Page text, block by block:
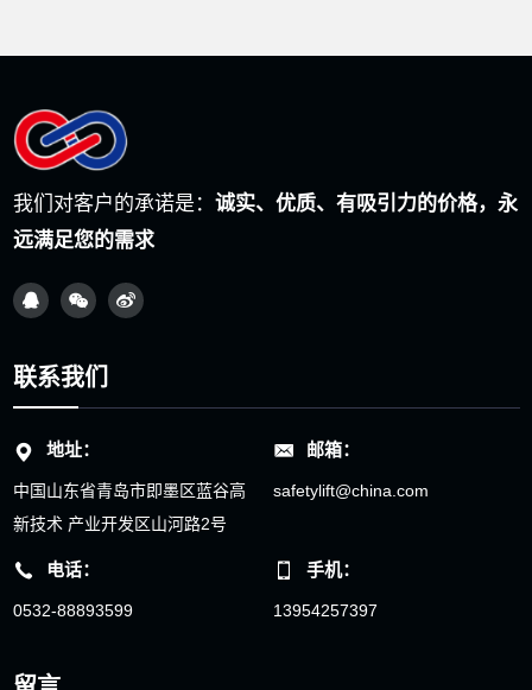
我们对客户的承诺是： 诚实、优质、有吸引力的价格，永
远满足您的需求
联系我们
地址：
中国山东省青岛市即墨区蓝谷高
新技术 产业开发区山河路2号
邮箱：
safetylift@china.com
电话：
0532-88893599
手机：
13954257397